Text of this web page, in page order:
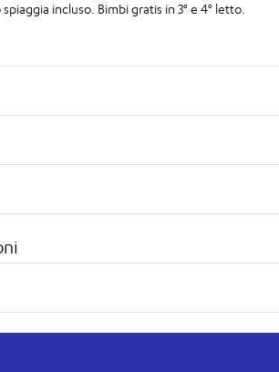
incluso. Bimbi gratis in 3° e 4° letto.